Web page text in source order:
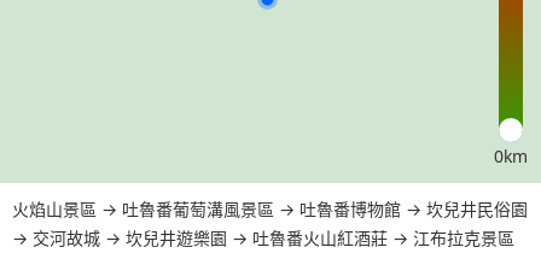
0km
火焰山景區 → 吐魯番葡萄溝風景區 → 吐魯番博物館 → 坎兒井民俗園
→ 交河故城 → 坎兒井遊樂園 → 吐魯番火山紅酒莊 → 江布拉克景區